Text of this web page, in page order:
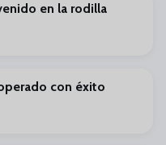
en la rodilla
con éxito